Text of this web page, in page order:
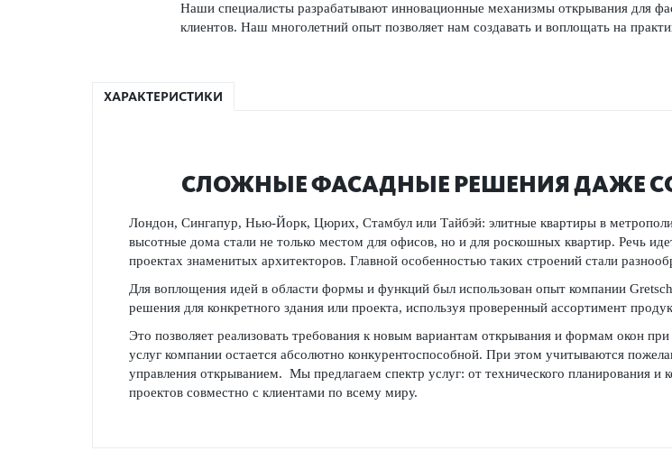
Наши специалисты разрабатывают инновационные механизмы открывания для
клиентов. Наш многолетний опыт позволяет нам создавать и воплощать на
ХАРАКТЕРИСТИКИ
СЛОЖНЫЕ ФАСАДНЫЕ РЕШЕНИЯ ДАЖЕ
Лондон, Сингапур, Нью-Йорк, Цюрих, Стамбул или Тайбэй: элитные квартиры в
высотные дома стали не только местом для офисов, но и для роскошных квартир. Речь
проектах знаменитых архитекторов. Главной особенностью таких строений стали
Для воплощения идей в области формы и функций был использован опыт компании
решения для конкретного здания или проекта, используя проверенный ассортимент
Это позволяет реализовать требования к новым вариантам открывания и формам окон
услуг компании остается абсолютно конкурентоспособной. При этом учитываются
управления открыванием. Мы предлагаем спектр услуг: от технического планирования и
проектов совместно с клиентами по всему миру.